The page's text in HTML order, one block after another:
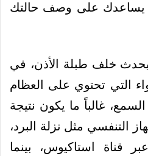
يساعدك على وصف حالتك
يحدث خلف طبلة الأذن، في
التي تحتوي على العظام
غالباً ما يكون نتيجة
التنفسي مثل نزلة البرد،
قناة استاكيوس، بينما